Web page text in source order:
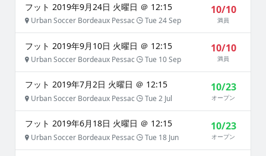
フット 2019年9月24日 火曜日 ＠ 12:15
Urban Soccer Bordeaux Pessac Tue 24 Sep
10/10
満員
フット 2019年9月10日 火曜日 ＠ 12:15
Urban Soccer Bordeaux Pessac Tue 10 Sep
10/10
満員
フット 2019年7月2日 火曜日 ＠ 12:15
Urban Soccer Bordeaux Pessac Tue 2 Jul
10/23
オープン
フット 2019年6月18日 火曜日 ＠ 12:15
Urban Soccer Bordeaux Pessac Tue 18 Jun
10/23
オープン